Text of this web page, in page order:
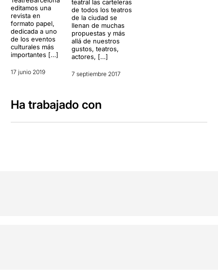
editamos una
revista en
formato papel,
dedicada a uno
de los eventos
culturales más
importantes […]
17 junio 2019
teatral las carteleras
de todos los teatros
de la ciudad se
llenan de muchas
propuestas y más
allá de nuestros
gustos, teatros,
actores, […]
7 septiembre 2017
Ha trabajado con